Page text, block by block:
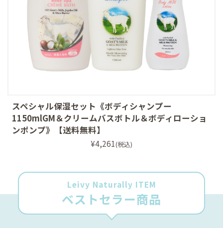
スペシャル保湿セット《ボディシャンプー
1150mlGM＆クリームバスボトル＆ボディローショ
ンポンプ》【送料無料】
¥4,261(税込)
Leivy Naturally ITEM
ベストセラー商品